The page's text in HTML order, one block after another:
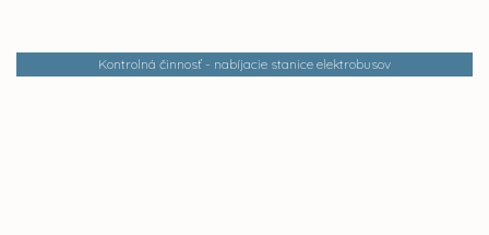
Kontrolná činnosť - nabíjacie stanice elektrobusov